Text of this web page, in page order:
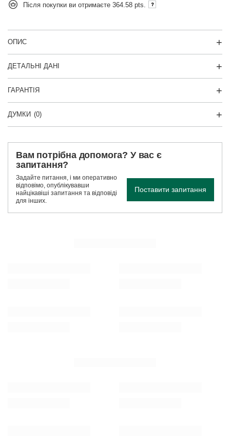
Після покупки ви отримаєте 364.58 pts.
ОПИС
ДЕТАЛЬНІ ДАНІ
ГАРАНТІЯ
ДУМКИ (0)
Вам потрібна допомога? У вас є
запитання?
Задайте питання, і ми оперативно
відповімо, опублікувавши
найцікавіші запитання та відповіді
для інших.
Поставити запитання